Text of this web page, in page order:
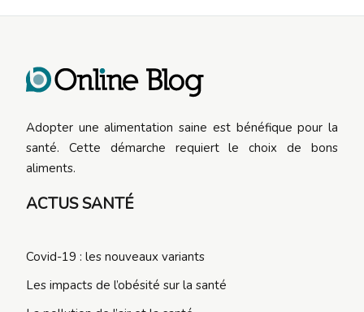
Adopter une alimentation saine est bénéfique pour la
santé. Cette démarche requiert le choix de bons
aliments.
ACTUS SANTÉ
Covid-19 : les nouveaux variants
Les impacts de l’obésité sur la santé